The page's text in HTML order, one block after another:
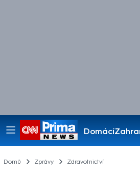
Domácí
Pořady
Domů Zprávy Zdravotnictví